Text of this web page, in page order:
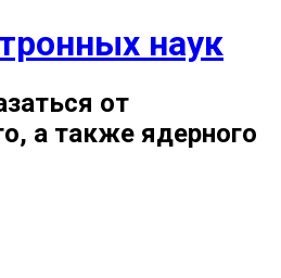
наук
от
а также ядерного